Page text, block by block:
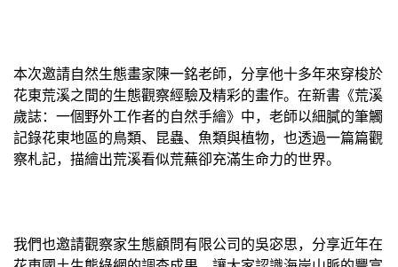
本次邀請自然生態畫家陳一銘老師，分享他十多年來穿梭於
花東荒溪之間的生態觀察經驗及精彩的畫作。在新書《荒溪
歲誌：一個野外工作者的自然手繪》中，老師以細膩的筆觸
記錄花東地區的鳥類、昆蟲、魚類與植物，也透過一篇篇觀
察札記，描繪出荒溪看似荒蕪卻充滿生命力的世界。
我們也邀請觀察家生態顧問有限公司的吳宓思，分享近年在